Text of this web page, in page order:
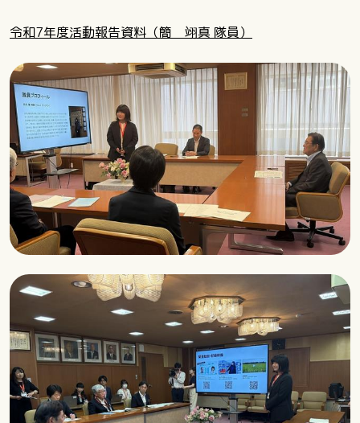
令和7年度活動報告資料（簡 翊真 隊員）